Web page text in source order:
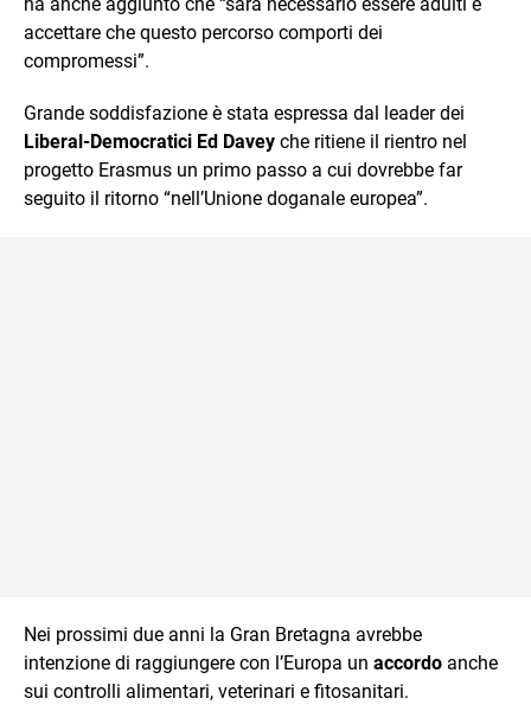
accettare che questo percorso comporti dei
compromessi”.
Grande soddisfazione è stata espressa dal leader dei
Liberal-Democratici Ed Davey che ritiene il rientro nel
progetto Erasmus un primo passo a cui dovrebbe far
seguito il ritorno “nell’Unione doganale europea”.
Nei prossimi due anni la Gran Bretagna avrebbe
intenzione di raggiungere con l’Europa un accordo anche
sui controlli alimentari, veterinari e fitosanitari.